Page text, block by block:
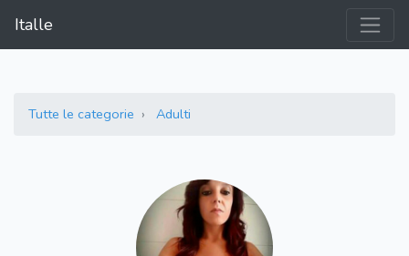
Italle
Tutte le categorie Adulti